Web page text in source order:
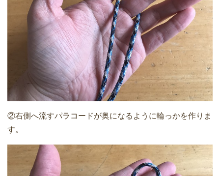
②右側へ流すパラコードが奥になるように輪っかを作りま
す。